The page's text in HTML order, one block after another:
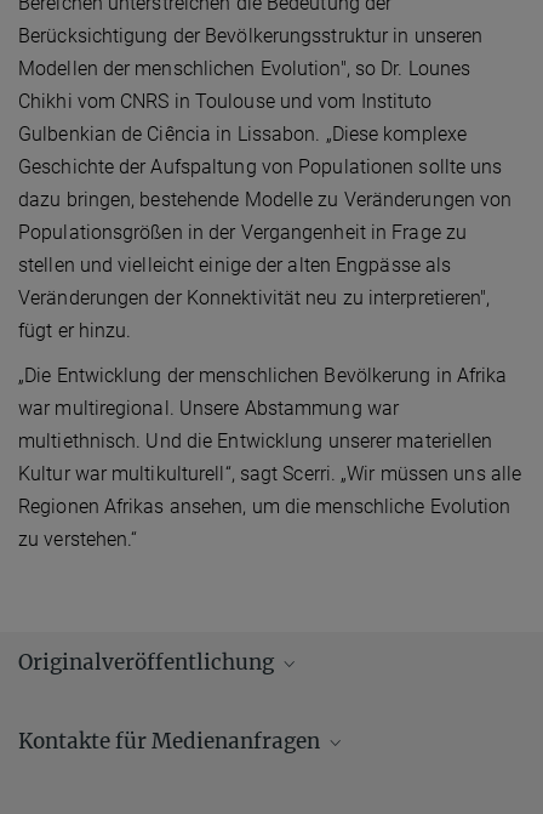
Berücksichtigung der Bevölkerungsstruktur in unseren
Modellen der menschlichen Evolution", so Dr. Lounes
Chikhi vom CNRS in Toulouse und vom Instituto
Gulbenkian de Ciência in Lissabon. „Diese komplexe
Geschichte der Aufspaltung von Populationen sollte uns
dazu bringen, bestehende Modelle zu Veränderungen von
Populationsgrößen in der Vergangenheit in Frage zu
stellen und vielleicht einige der alten Engpässe als
Veränderungen der Konnektivität neu zu interpretieren",
fügt er hinzu.
„Die Entwicklung der menschlichen Bevölkerung in Afrika
war multiregional. Unsere Abstammung war
multiethnisch. Und die Entwicklung unserer materiellen
Kultur war multikulturell“, sagt Scerri. „Wir müssen uns alle
Regionen Afrikas ansehen, um die menschliche Evolution
zu verstehen.“
Originalveröffentlichung
Stringer, C.; Grove, M.; Groucutt, H. S.; Timmermann, A.; Rightmire,
Kontakte für Medienanfragen